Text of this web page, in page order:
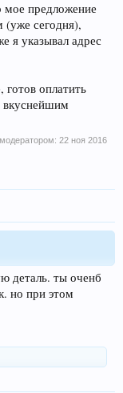
предложение
(уже сегодня),
я указывал адрес
оплатить
вкуснейшим
22 ноя 2016
деталь. ты оченб
но при этом